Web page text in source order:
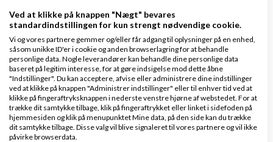
Held og lykke med projektet.
Svar
Ved at klikke på knappen "Nægt" bevares
standardindstillingen for kun strengt nødvendige cookie.
Vi og vores partnere gemmer og/eller får adgang til oplysninger på en enhed,
såsom unikke ID'er i cookie og anden browserlagring for at behandle
personlige data. Nogle leverandører kan behandle dine personlige data
baseret på legitim interesse, for at gøre indsigelse mod dette åbne
"Indstillinger". Du kan acceptere, afvise eller administrere dine indstillinger
ved at klikke på knappen "Administrer indstillinger" eller til enhver tid ved at
klikke på fingeraftryksknappen i nederste venstre hjørne af webstedet. For at
trække dit samtykke tilbage, klik på fingeraftrykket eller linket i sidefoden på
hjemmesiden og klik på menupunktet Mine data, på den side kan du trække
dit samtykke tilbage. Disse valg vil blive signaleret til vores partnere og vil ikke
påvirke browserdata.